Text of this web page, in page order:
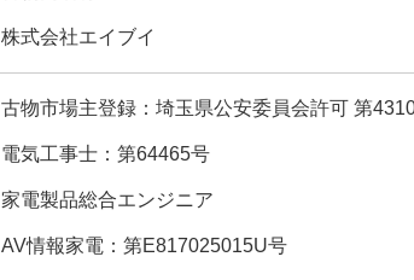
株式会社エイブイ
古物市場主登録：埼玉県公安委員会許可 第
電気工事士：第64465号
家電製品総合エンジニア
AV情報家電：第E817025015U号